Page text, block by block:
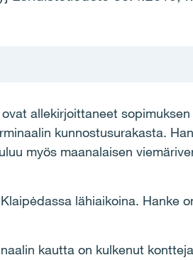
allekirjoittaneet
kunnostusurakasta.
myös maanalaisen
lähiaikoina. Hanke
kautta on kulkenut